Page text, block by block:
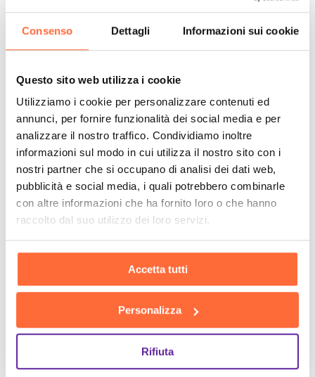
Consenso Dettagli Informazioni sui cookie
Questo sito web utilizza i cookie
Utilizziamo i cookie per personalizzare contenuti ed
annunci, per fornire funzionalità dei social media e per
analizzare il nostro traffico. Condividiamo inoltre
informazioni sul modo in cui utilizza il nostro sito con i
nostri partner che si occupano di analisi dei dati web,
pubblicità e social media, i quali potrebbero combinarle
con altre informazioni che ha fornito loro o che hanno
raccolto dal suo utilizzo dei loro servizi.
Accetta tutti
Personalizza
Rifiuta